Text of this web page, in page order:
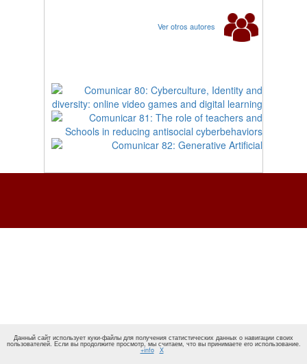
Ver otros autores
Данный сайт использует куки-файлы для получения статистических данных о навигации своих
пользователей. Если вы продолжите просмотр, мы считаем, что вы принимаете его использование.
+info X